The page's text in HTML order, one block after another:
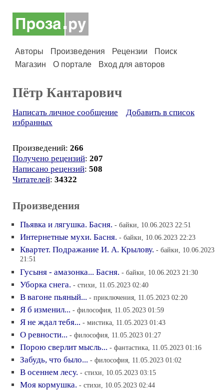
Авторы Произведения Рецензии
Поиск
Магазин
О портале Вход для авторов
Пётр Кантарович
Написать личное сообщение
Добавить в список
избранных
Произведений: 266
Получено рецензий: 207
Написано рецензий: 508
Читателей: 34322
Произведения
Пьявка и лягушка. Басня. - байки, 10.06.2023 22:51
Интернетные мухи. Басня. - байки, 10.06.2023 22:23
Квартет. Подражание И. А. Крылову. - байки, 10.06.2023
21:51
Гусыня - амазонка... Басня. - байки, 10.06.2023 21:30
Уборка снега. - стихи, 11.05.2023 02:40
В вагоне пьяный... - приключения, 11.05.2023 02:20
Я б изменил... - философия, 11.05.2023 01:59
Я не ждал тебя... - мистика, 11.05.2023 01:43
О ревности... - философия, 11.05.2023 01:27
Порою сверлит мысль... - фантастика, 11.05.2023 01:16
Забудь, что было... - философия, 11.05.2023 01:02
В осеннем лесу. - стихи, 10.05.2023 03:15
Моя кормушка. - стихи, 10.05.2023 02:44